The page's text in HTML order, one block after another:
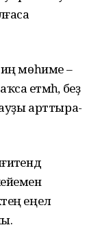
иң мөһиме –
етмәһә, беҙ
арттыра­
еңел